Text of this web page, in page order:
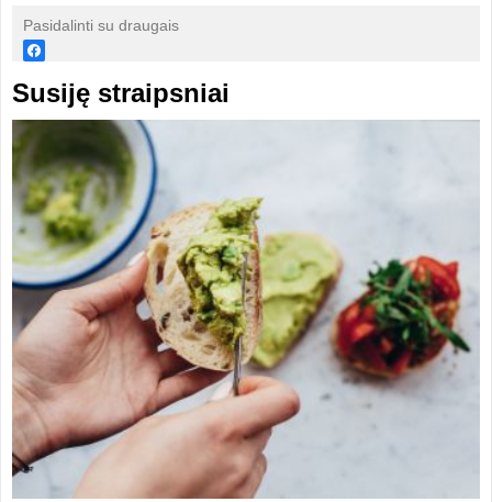
Pasidalinti su draugais
Susiję straipsniai